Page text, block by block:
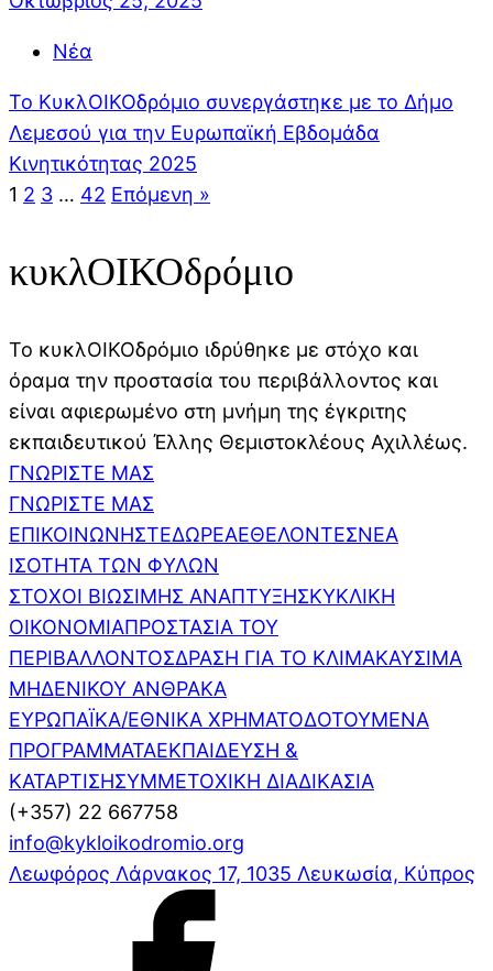
Νέα
Το ΚυκλΟΙΚΟδρόμιο συνεργάστηκε με το Δήμο
Λεμεσού για την Ευρωπαϊκή Εβδομάδα
Κινητικότητας 2025
1 2 3 … 42 Επόμενη »
κυκλΟΙΚΟδρόμιο
Το κυκλΟΙΚΟδρόμιο ιδρύθηκε με στόχο και
όραμα την προστασία του περιβάλλοντος και
είναι αφιερωμένο στη μνήμη της έγκριτης
εκπαιδευτικού Έλλης Θεμιστοκλέους Αχιλλέως.
ΓΝΩΡΙΣΤΕ ΜΑΣ
ΓΝΩΡΙΣΤΕ ΜΑΣ
ΕΠΙΚΟΙΝΩΝΗΣΤΕΔΩΡΕΑΕΘΕΛΟΝΤΕΣΝΕΑ
ΙΣΟΤΗΤΑ ΤΩΝ ΦΥΛΩΝ
ΣΤΟΧΟΙ ΒΙΩΣΙΜΗΣ ΑΝΑΠΤΥΞΗΣΚΥΚΛΙΚΗ
ΟΙΚΟΝΟΜΙΑΠΡΟΣΤΑΣΙΑ ΤΟΥ
ΠΕΡΙΒΑΛΛΟΝΤΟΣΔΡΑΣΗ ΓΙΑ ΤΟ ΚΛΙΜΑΚΑΥΣΙΜΑ
ΜΗΔΕΝΙΚΟΥ ΑΝΘΡΑΚΑ
ΕΥΡΩΠΑΪΚΑ/ΕΘΝΙΚΑ ΧΡΗΜΑΤΟΔΟΤΟΥΜΕΝΑ
ΠΡΟΓΡΑΜΜΑΤΑΕΚΠΑΙΔΕΥΣΗ &
ΚΑΤΑΡΤΙΣΗΣΥΜΜΕΤΟΧΙΚΗ ΔΙΑΔΙΚΑΣΙΑ
(+357) 22 667758
info@kykloikodromio.org
Λεωφόρος Λάρνακος 17, 1035 Λευκωσία, Κύπρος